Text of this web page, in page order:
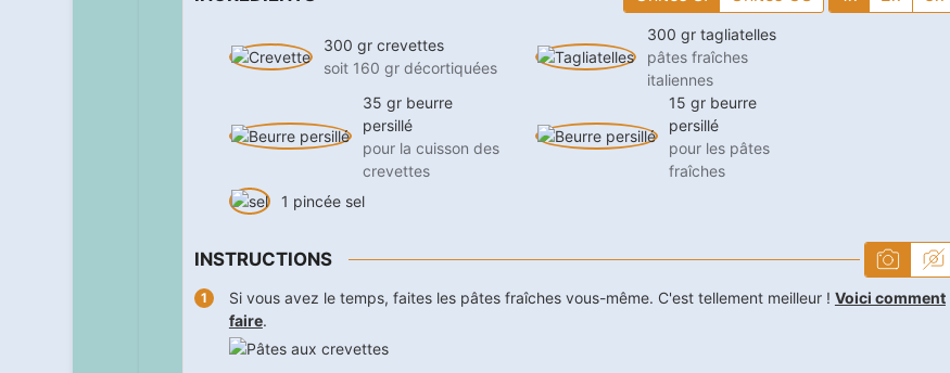
300 gr crevettes
soit 160 gr décortiquées
300 gr tagliatelles
pâtes fraîches
italiennes
35 gr beurre
persillé
pour la cuisson des
crevettes
15 gr beurre
persillé
pour les pâtes
fraîches
1 pincée sel
INSTRUCTIONS
Si vous avez le temps, faites les pâtes fraîches vous-même. C'est tellement meilleur ! Voici comment
faire.